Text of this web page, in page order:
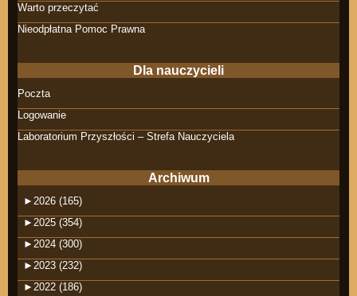
Warto przeczytać
Nieodpłatna Pomoc Prawna
Dla nauczycieli
Poczta
Logowanie
Laboratorium Przyszłości – Strefa Nauczyciela
Archiwum
► 2026 (165)
► 2025 (354)
► 2024 (300)
► 2023 (232)
► 2022 (186)